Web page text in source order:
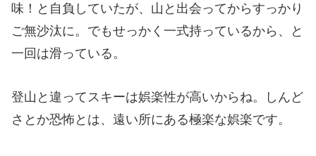
味！と自負していたが、山と出会ってからすっかり
ご無沙汰に。でもせっかく一式持っているから、と
一回は滑っている。
登山と違ってスキーは娯楽性が高いからね。しんど
さとか恐怖とは、遠い所にある極楽な娯楽です。